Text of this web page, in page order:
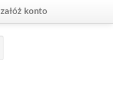
załóż konto